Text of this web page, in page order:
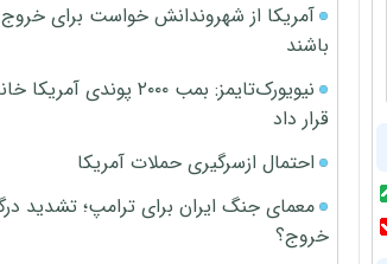
آمریکا از شهروندانش خواست برای خروج
باشند
نیویورک‌تایمز: بمب ۲۰۰۰
قرار داد
احتمال ازسرگیری حملات آمریکا
معمای جنگ ایران برای ترامپ؛ تشدید
خروج؟